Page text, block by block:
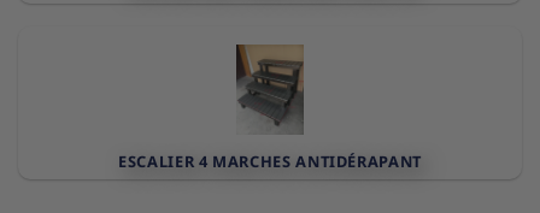
ESCALIER 4 MARCHES ANTIDÉRAPANT